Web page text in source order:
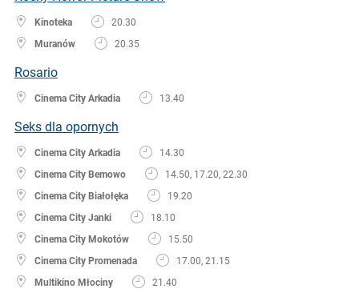
Kinoteka
20.30
Muranów
20.35
Rosario
Cinema City Arkadia 13.40
Seks dla opornych
Cinema City Arkadia
14.30
Cinema City Bemowo
14.50, 17.20, 22.30
Cinema City Białołęka
19.20
Cinema City Janki
18.10
Cinema City Mokotów
15.50
Cinema City Promenada
17.00, 21.15
Multikino Młociny
21.40